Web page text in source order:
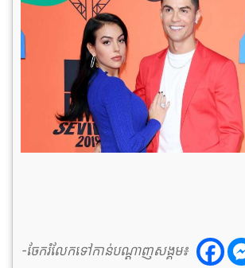
-ចែករំលែកទៅកាន់បណ្តាញសង្គម៖